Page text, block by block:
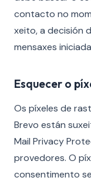
contacto no
xeito, a decisión
mensaxes
Esquecer o
Os píxeles de
Brevo están
Mail Privacy
provedores. O
consentimento